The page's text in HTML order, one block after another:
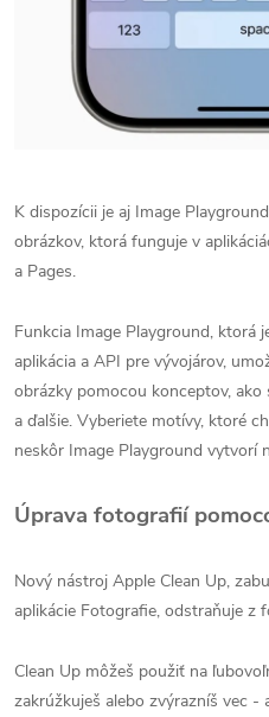
K dispozícii je aj Image
obrázkov, ktorá funguje v
a Pages.
Funkcia Image Playground, ktorá
aplikácia a API pre vývojárov,
obrázky pomocou konceptov,
a ďalšie. Vyberiete motívy, ktoré
neskôr Image Playground vytvorí
Úprava fotografií
Nový nástroj Apple Clean Up,
aplikácie Fotografie, odstraňuje z
Clean Up môžeš použiť na
zakrúžkuješ alebo zvýrazníš vec -